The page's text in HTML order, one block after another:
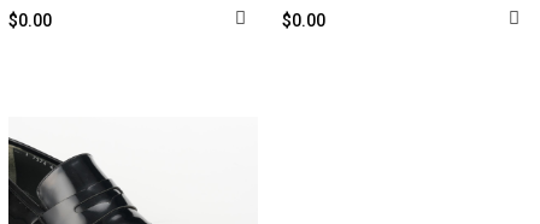
$0.00 $0.00